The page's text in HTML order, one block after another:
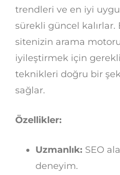
trendleri ve en iyi
sürekli güncel kalırlar.
sitenizin arama motoru
iyileştirmek için
teknikleri doğru bir
sağlar.
Özellikler:
Uzmanlık: SEO
deneyim.